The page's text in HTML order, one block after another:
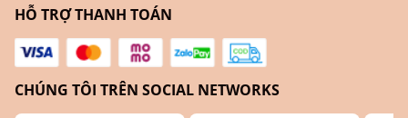
HỖ TRỢ THANH TOÁN
CHÚNG TÔI TRÊN SOCIAL NETWORKS